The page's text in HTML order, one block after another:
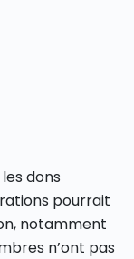
dons
pourrait
notamment
n’ont pas